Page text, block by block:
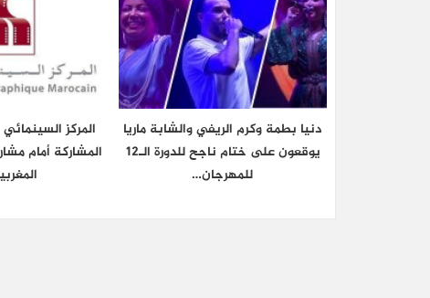
دنيا بطمة وكرم الريفي والشابة ماريا
يوقعون على ختام ناجح للدورة الـ12
للمهرجان…
المركز
المشاركة أمام